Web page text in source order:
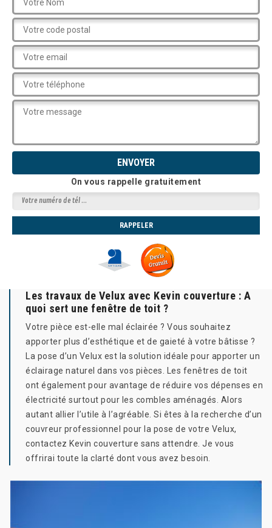
On vous rappelle gratuitement
Les travaux de Velux avec Kevin couverture : A
quoi sert une fenêtre de toit ?
Votre pièce est-elle mal éclairée ? Vous souhaitez
apporter plus d’esthétique et de gaieté à votre bâtisse ?
La pose d’un Velux est la solution idéale pour apporter un
éclairage naturel dans vos pièces. Les fenêtres de toit
ont également pour avantage de réduire vos dépenses en
électricité surtout pour les combles aménagés. Alors
autant allier l’utile à l’agréable. Si êtes à la recherche d’un
couvreur professionnel pour la pose de votre Velux,
contactez Kevin couverture sans attendre. Je vous
offrirai toute la clarté dont vous avez besoin.